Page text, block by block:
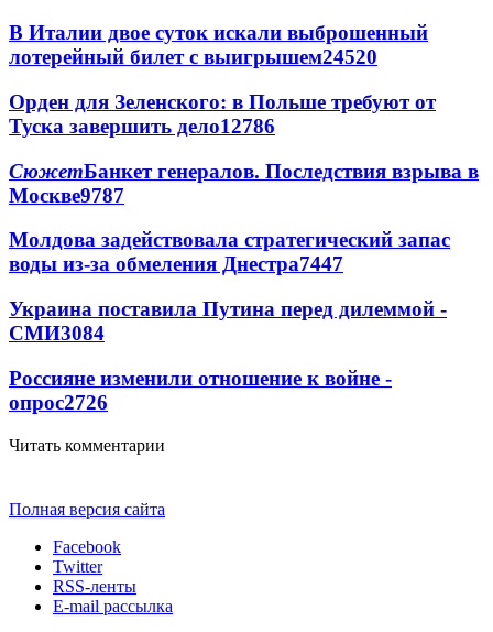
В Италии двое суток искали выброшенный
лотерейный билет с выигрышем24520
Орден для Зеленского: в Польше требуют от
Туска завершить дело12786
СюжетБанкет генералов. Последствия взрыва в
Москве9787
Молдова задействовала стратегический запас
воды из-за обмеления Днестра7447
Украина поставила Путина перед дилеммой -
СМИ3084
Россияне изменили отношение к войне -
опрос2726
Читать комментарии
Полная версия сайта
Facebook
Twitter
RSS-ленты
E-mail рассылка